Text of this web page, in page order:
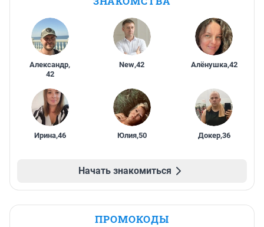
Александр,
42
New,42 Алёнушка,42
Ирина,46 Юлия,50 Докер,36
Начать знакомиться
ПРОМОКОДЫ